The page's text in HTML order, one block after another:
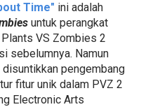
Time" ini adalah
untuk perangkat
VS Zombies 2
sebelumnya. Namun
pengembang
fitur unik dalam PVZ 2
Electronic Arts